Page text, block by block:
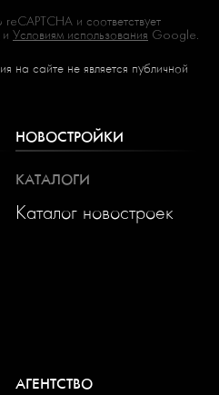
НОВОСТРОЙКИ
КАТАЛОГИ
Каталог новостроек
АГЕНТСТВО
и соответствует
и Условиям использования Google.
на сайте не является публичной